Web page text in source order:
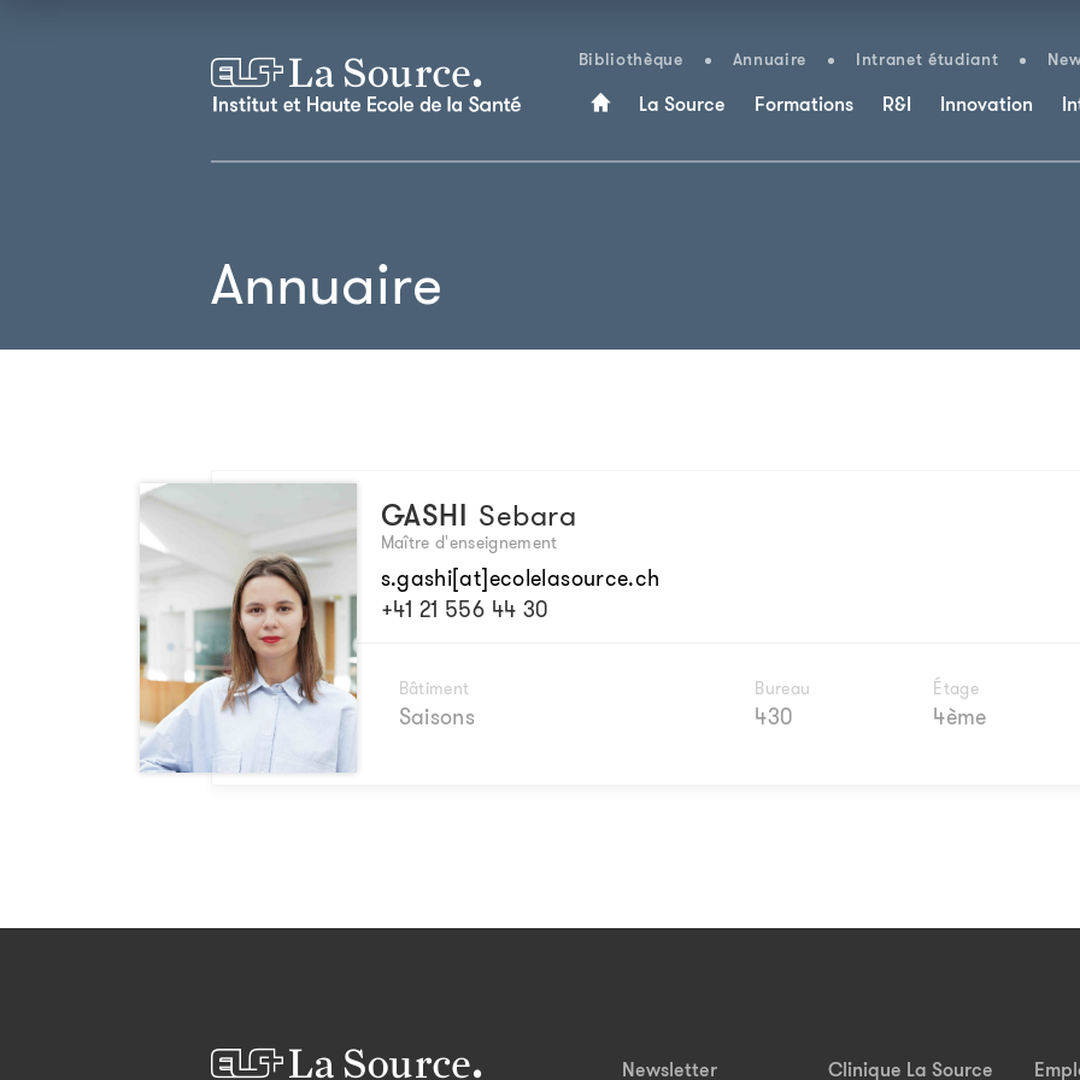
Bibliothèque Annuaire Intranet étudiant
La Source Formations R&I Innovation
Annuaire
GASHI Sebara
Maître d'enseignement
s.gashi[at]ecolelasource.ch
+41 21 556 44 30
Bâtiment
Saisons
Bureau
430
Étage
4ème
Newsletter Clinique La Source